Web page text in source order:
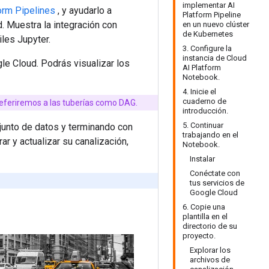
implementar AI
Platform Pipeline
en un nuevo clúster
de Kubernetes
3. Configure la
instancia de Cloud
AI Platform
Notebook.
4. Inicie el
cuaderno de
introducción.
5. Continuar
trabajando en el
Notebook.
Instalar
Conéctate con
tus servicios de
Google Cloud
6. Copie una
plantilla en el
directorio de su
proyecto.
Explorar los
archivos de
Pipelines , y ayudarlo a
Muestra la integración con
Jupyter.
Cloud. Podrás visualizar los
a las tuberías como DAG.
de datos y terminando con
y actualizar su canalización,